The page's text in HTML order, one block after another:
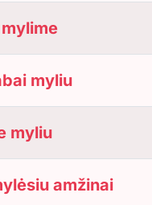
myliu
myliu
amžinai